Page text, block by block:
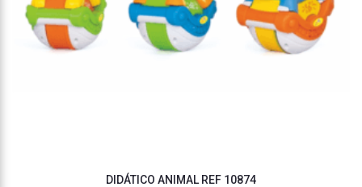
DIDÁTICO ANIMAL REF 10874